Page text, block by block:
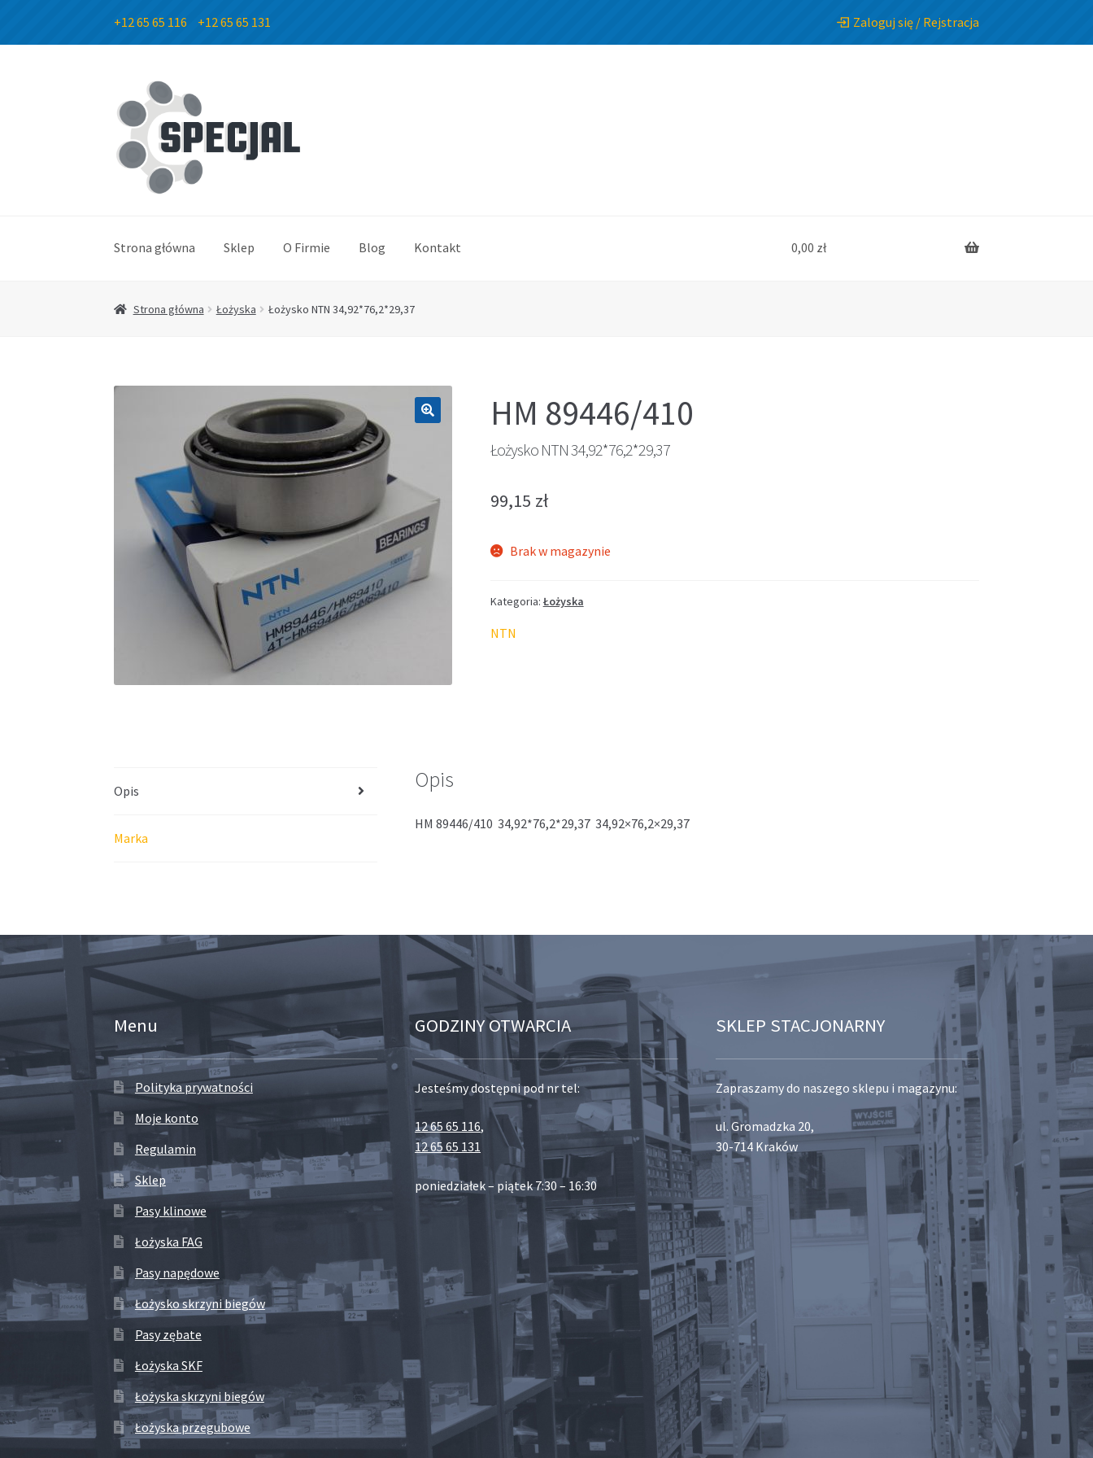
+12 65 65 116 +12 65 65 131 Zaloguj się / Rejstracja
Przejdź
do
nawigacji
Przejdź
do
treści
Strona główna Sklep O Firmie Blog Kontakt 0,00 zł
Strona główna Łożyska Łożysko NTN 34,92*76,2*29,37
HM 89446/410
Łożysko NTN 34,92*76,2*29,37
99,15 zł
Brak w magazynie
Kategoria: Łożyska
NTN
Opis
Marka
Opis
HM 89446/410 34,92*76,2*29,37 34,92×76,2×29,37
Menu
Polityka prywatności
Moje konto
Regulamin
Sklep
Pasy klinowe
Łożyska FAG
Pasy napędowe
Łożysko skrzyni biegów
Pasy zębate
Łożyska SKF
Łożyska skrzyni biegów
Łożyska przegubowe
GODZINY OTWARCIA
Jesteśmy dostępni pod nr tel:
12 65 65 116,
12 65 65 131
poniedziałek – piątek 7:30 – 16:30
SKLEP STACJONARNY
Zapraszamy do naszego sklepu i magazynu:
ul. Gromadzka 20,
30-714 Kraków